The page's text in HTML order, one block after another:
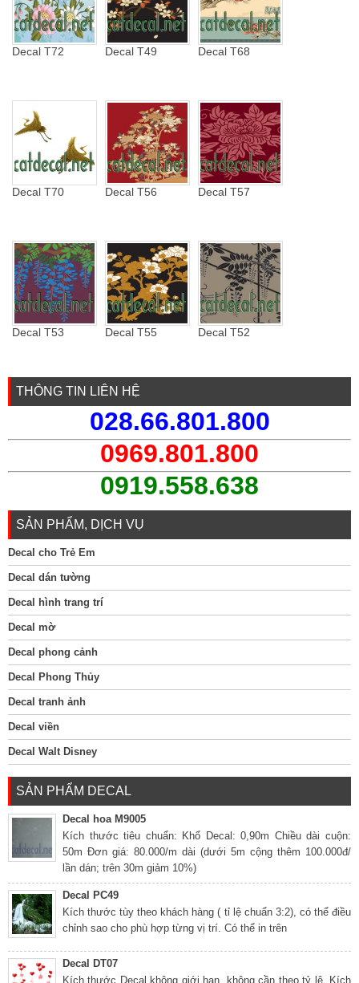
Decal T72 Decal T49 Decal T68
Decal T70 Decal T56 Decal T57
Decal T53 Decal T55 Decal T52
THÔNG TIN LIÊN HỆ
028.66.801.800
0969.801.800
0919.558.638
SẢN PHẨM, DỊCH VỤ
Decal cho Trẻ Em
Decal dán tường
Decal hình trang trí
Decal mờ
Decal phong cảnh
Decal Phong Thủy
Decal tranh ảnh
Decal viền
Decal Walt Disney
SẢN PHẨM DECAL
Decal hoa M9005
Kích thước tiêu chuẩn: Khổ Decal: 0,90m Chiều dài cuộn:
50m Đơn giá: 80.000/m dài (dưới 5m cộng thêm 100.000đ/
lần dán; trên 30m giảm 10%)
Decal PC49
Kích thước tùy theo khách hàng ( tỉ lệ chuẩn 3:2), có thể điều
chỉnh sao cho phù hợp từng vị trí. Có thể in trên
Decal DT07
Kích thước Decal không giới hạn, không cần theo tỷ lệ. Kích